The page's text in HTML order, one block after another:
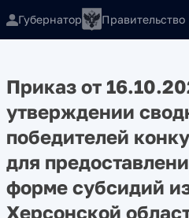
Губернатор Правительство
Приказ от
утверждении
победителей
для
форме субсидий
Херсонской